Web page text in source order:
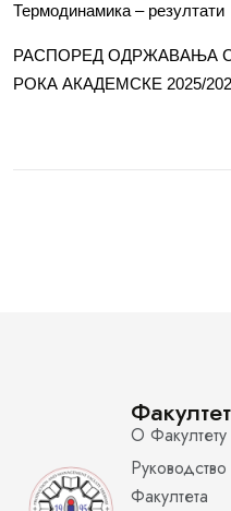
Термодинамика – резултати
РАСПОРЕД ОДРЖАВАЊА
РОКА АКАДЕМСКЕ 2025/
Факултет
О Факултету
Руководство
Факултета